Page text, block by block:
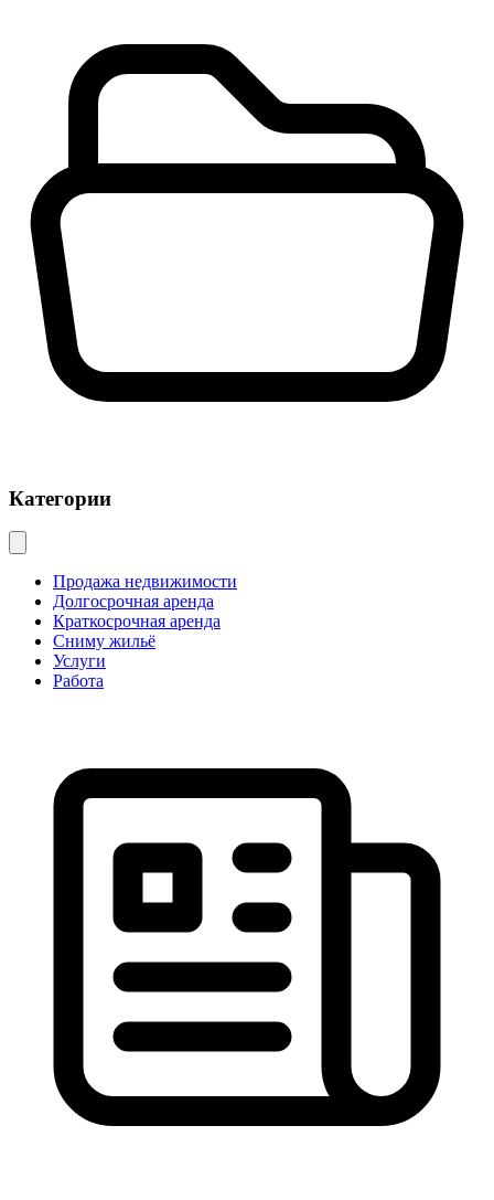
Категории
Продажа недвижимости
Долгосрочная аренда
Краткосрочная аренда
Сниму жильё
Услуги
Работа